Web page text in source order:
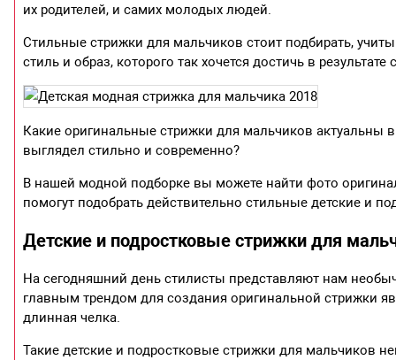
их родителей, и самих молодых людей.
Стильные стрижки для мальчиков стоит подбирать,
стиль и образ, которого так хочется достичь в результате
Какие оригинальные стрижки для мальчиков актуальны
выглядел стильно и современно?
В нашей модной подборке вы можете найти фото
помогут подобрать действительно стильные детские и
Детские и подростковые стрижки для
На сегодняшний день стилисты представляют нам
главным трендом для создания оригинальной стрижки
длинная челка.
Такие детские и подростковые стрижки для мальчиков